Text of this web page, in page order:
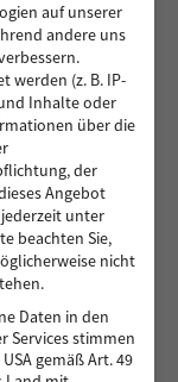
Shvan
für die
die Kita
auf unserer
andere uns
werden (z. B. IP-
Inhalte oder
über die
der
Angebot
unter
beachten Sie,
nicht
Daten in den
Services stimmen
gemäß Art. 49